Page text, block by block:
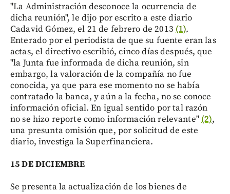
"La Administración desconoce la ocurrencia de
dicha reunión", le dijo por escrito a este diario
Cadavid Gómez, el 21 de febrero de 2013 (1).
Enterado por el periodista de que su fuente eran las
actas, el directivo escribió, cinco días después, que
"la Junta fue informada de dicha reunión, sin
embargo, la valoración de la compañía no fue
conocida, ya que para ese momento no se había
contratado la banca, y aún a la fecha, no se conoce
información oficial. En igual sentido por tal razón
no se hizo reporte como información relevante" (2),
una presunta omisión que, por solicitud de este
diario, investiga la Superfinanciera.
15 DE DICIEMBRE
Se presenta la actualización de los bienes de